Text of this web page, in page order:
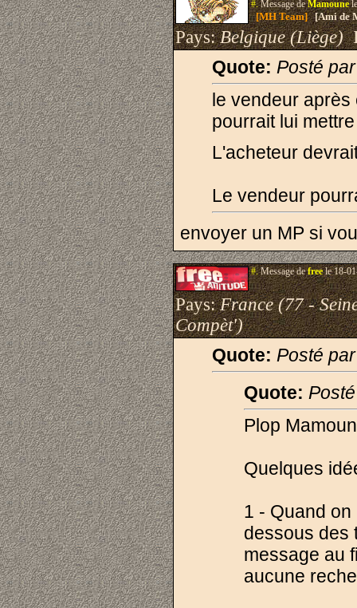
#.Message deMamoune
[MH Team][Ami de
Pays:Belgique (Liège)
Quote: Posté
le vendeur
pourrait lui
L'acheteur
Le vendeur
envoyer un MP si
#.Message defreele 18-
Pays:France (77 -
Compèt')
Quote: Posté
Quote:
Plop
Quelques
1 - Quand
dessous des
message au
aucune